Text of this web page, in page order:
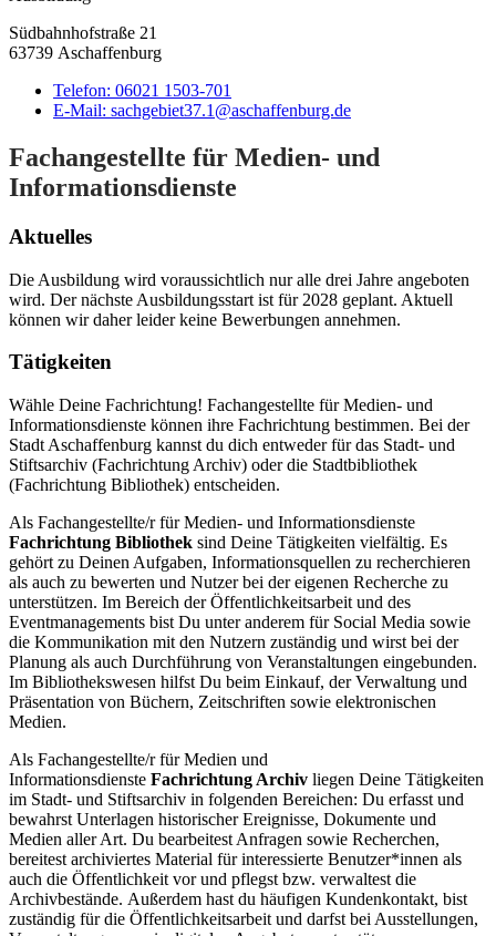
Südbahnhofstraße 21
63739 Aschaffenburg
Telefon: 06021 1503-701
E-Mail: sachgebiet37.1@aschaffenburg.de
Fachangestellte für Medien- und
Informationsdienste
Aktuelles
Die Ausbildung wird voraussichtlich nur alle drei Jahre angeboten
wird. Der nächste Ausbildungsstart ist für 2028 geplant. Aktuell
können wir daher leider keine Bewerbungen annehmen.
Tätigkeiten
Wähle Deine Fachrichtung! Fachangestellte für Medien- und
Informationsdienste können ihre Fachrichtung bestimmen. Bei der
Stadt Aschaffenburg kannst du dich entweder für das Stadt- und
Stiftsarchiv (Fachrichtung Archiv) oder die Stadtbibliothek
(Fachrichtung Bibliothek) entscheiden.
Als Fachangestellte/r für Medien- und Informationsdienste
Fachrichtung Bibliothek sind Deine Tätigkeiten vielfältig. Es
gehört zu Deinen Aufgaben, Informationsquellen zu recherchieren
als auch zu bewerten und Nutzer bei der eigenen Recherche zu
unterstützen. Im Bereich der Öffentlichkeitsarbeit und des
Eventmanagements bist Du unter anderem für Social Media sowie
die Kommunikation mit den Nutzern zuständig und wirst bei der
Planung als auch Durchführung von Veranstaltungen eingebunden.
Im Bibliothekswesen hilfst Du beim Einkauf, der Verwaltung und
Präsentation von Büchern, Zeitschriften sowie elektronischen
Medien.
Als Fachangestellte/r für Medien und
Informationsdienste Fachrichtung Archiv liegen Deine Tätigkeiten
im Stadt- und Stiftsarchiv in folgenden Bereichen: Du erfasst und
bewahrst Unterlagen historischer Ereignisse, Dokumente und
Medien aller Art. Du bearbeitest Anfragen sowie Recherchen,
bereitest archiviertes Material für interessierte Benutzer*innen als
auch die Öffentlichkeit vor und pflegst bzw. verwaltest die
Archivbestände. Außerdem hast du häufigen Kundenkontakt, bist
zuständig für die Öffentlichkeitsarbeit und darfst bei Ausstellungen,